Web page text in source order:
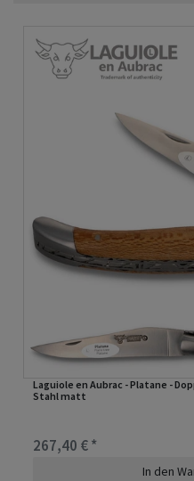
Laguiole en Aubrac - Platane -
Stahl matt
267,40 € *
In den